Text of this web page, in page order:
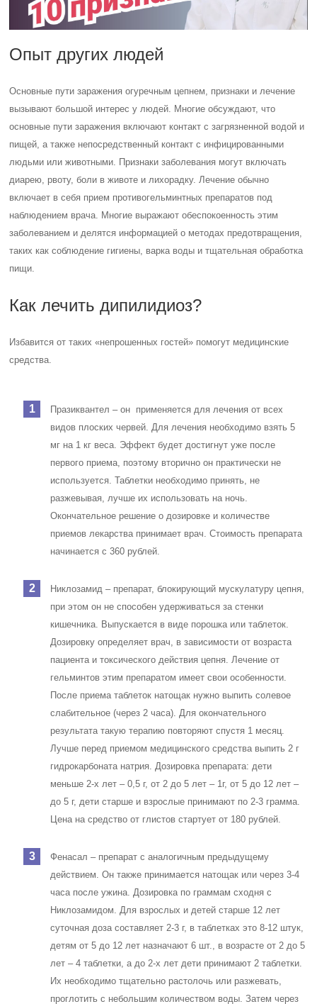
Опыт других людей
Основные пути заражения огуречным цепнем, признаки и лечение
вызывают большой интерес у людей. Многие обсуждают, что
основные пути заражения включают контакт с загрязненной водой и
пищей, а также непосредственный контакт с инфицированными
людьми или животными. Признаки заболевания могут включать
диарею, рвоту, боли в животе и лихорадку. Лечение обычно
включает в себя прием противогельминтных препаратов под
наблюдением врача. Многие выражают обеспокоенность этим
заболеванием и делятся информацией о методах предотвращения,
таких как соблюдение гигиены, варка воды и тщательная обработка
пищи.
Как лечить дипилидиоз?
Избавится от таких «непрошенных гостей» помогут медицинские
средства.
Празиквантел – он применяется для лечения от всех
видов плоских червей. Для лечения необходимо взять 5
мг на 1 кг веса. Эффект будет достигнут уже после
первого приема, поэтому вторично он практически не
используется. Таблетки необходимо принять, не
разжевывая, лучше их использовать на ночь.
Окончательное решение о дозировке и количестве
приемов лекарства принимает врач. Стоимость препарата
начинается с 360 рублей.
Никлозамид – препарат, блокирующий мускулатуру цепня,
при этом он не способен удерживаться за стенки
кишечника. Выпускается в виде порошка или таблеток.
Дозировку определяет врач, в зависимости от возраста
пациента и токсического действия цепня. Лечение от
гельминтов этим препаратом имеет свои особенности.
После приема таблеток натощак нужно выпить солевое
слабительное (через 2 часа). Для окончательного
результата такую терапию повторяют спустя 1 месяц.
Лучше перед приемом медицинского средства выпить 2 г
гидрокарбоната натрия. Дозировка препарата: дети
меньше 2-х лет – 0,5 г, от 2 до 5 лет – 1г, от 5 до 12 лет –
до 5 г, дети старше и взрослые принимают по 2-3 грамма.
Цена на средство от глистов стартует от 180 рублей.
Фенасал – препарат с аналогичным предыдущему
действием. Он также принимается натощак или через 3-4
часа после ужина. Дозировка по граммам сходня с
Никлозамидом. Для взрослых и детей старше 12 лет
суточная доза составляет 2-3 г, в таблетках это 8-12 штук,
детям от 5 до 12 лет назначают 6 шт., в возрасте от 2 до 5
лет – 4 таблетки, а до 2-х лет дети принимают 2 таблетки.
Их необходимо тщательно растолочь или разжевать,
проглотить с небольшим количеством воды. Затем через